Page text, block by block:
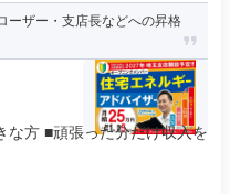
ーザー・支店長などへの昇格
な方 ■頑張った分だけ収入を